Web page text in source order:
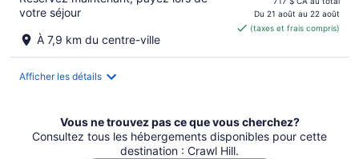
votre séjour
À 7,9 km du centre-ville
est
de 604 $ CA
Du 21 août au 22 août
(taxes et frais compris)
Afficher les détails
Vous ne trouvez pas ce que vous cherchez?
Consultez tous les hébergements disponibles pour cette
destination : Crawl Hill.